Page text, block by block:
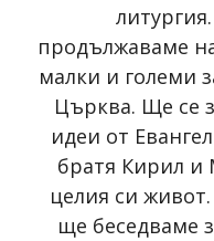
продължаваме
малки и големи
Църква. Ще се
идеи от
братя Кирил и
целия си
ще беседваме